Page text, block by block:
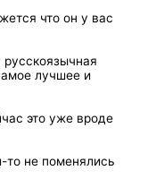
что он у вас
русскоязычная
лучшее и
это уже вроде
то не поменялись